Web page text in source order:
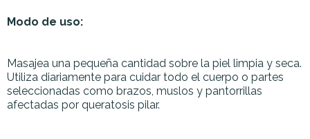
Modo de uso:
Masajea una pequeña cantidad sobre la piel limpia y seca.
Utiliza diariamente para cuidar todo el cuerpo o partes
seleccionadas como brazos, muslos y pantorrillas
afectadas por queratosis pilar.